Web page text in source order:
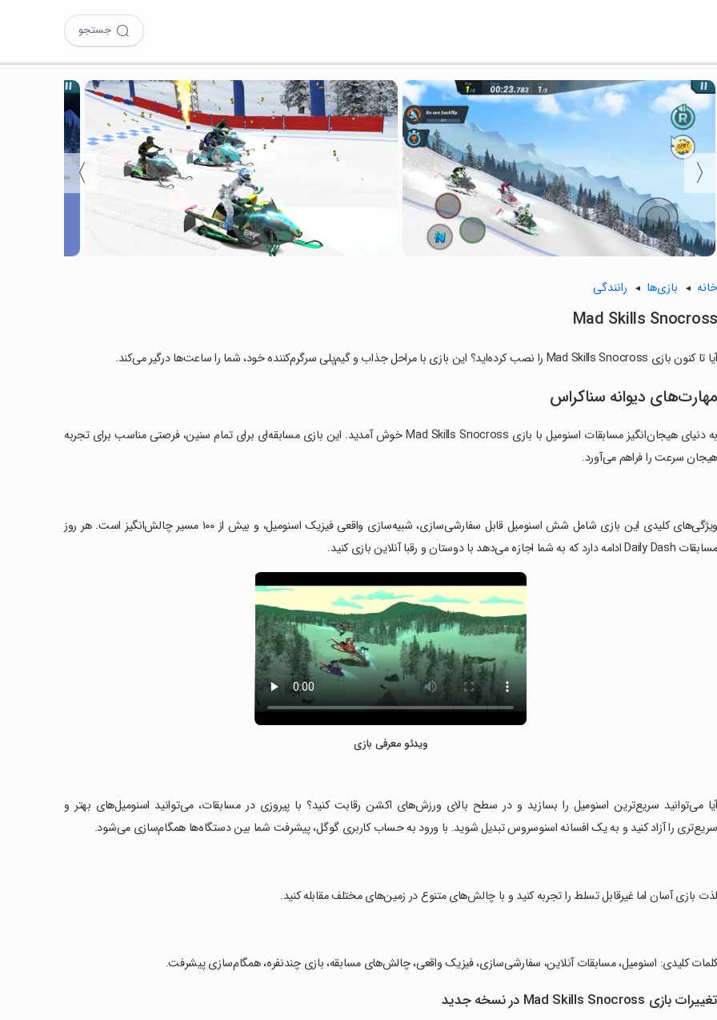
جستجو
〈
〉
خانه بازی‌ها رانندگی
Mad Skills Snocross
آیا تا کنون بازی Mad Skills Snocross را نصب کرده‌اید؟ این بازی با مراحل جذاب و گیم‌پلی سرگرم‌کننده خود، شما را ساعت‌ها درگیر می‌کند.
مهارت‌های دیوانه سناکراس
به دنیای هیجان‌انگیز مسابقات اسنومیل با بازی Mad Skills Snocross خوش آمدید. این بازی مسابقه‌ای برای تمام سنین، فرصتی مناسب برای تجربه
هیجان سرعت را فراهم می‌آورد.
‏ویژگی‌های کلیدی این بازی شامل شش اسنومیل قابل سفارشی‌سازی، شبیه‌سازی واقعی فیزیک اسنومیل، و بیش از ۱۰۰ مسیر چالش‌انگیز است. هر روز
مسابقات Daily Dash ادامه دارد که به شما اجازه می‌دهد با دوستان و رقبا آنلاین بازی کنید.
ویدئو معرفی بازی
‏آیا می‌توانید سریع‌ترین اسنومیل را بسازید و در سطح بالای ورزش‌های اکشن رقابت کنید؟ با پیروزی در مسابقات، می‌توانید اسنومیل‌های بهتر و
سریع‌تری را آزاد کنید و به یک افسانه اسنوسروس تبدیل شوید. با ورود به حساب کاربری گوگل، پیشرفت شما بین دستگاه‌ها همگام‌سازی می‌شود.
‏لذت بازی آسان اما غیرقابل تسلط را تجربه کنید و با چالش‌های متنوع در زمین‌های مختلف مقابله کنید.
‏کلمات کلیدی: اسنومیل، مسابقات آنلاین، سفارشی‌سازی، فیزیک واقعی، چالش‌های مسابقه، بازی چندنفره، همگام‌سازی پیشرفت.
تغییرات بازی Mad Skills Snocross در نسخه جدید